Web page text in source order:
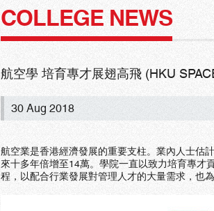
COLLEGE NEWS
航空學 培育專才展翅高飛 (HKU
30 Aug 2018
航空業是香港經濟發展的重要支柱。業內人士估
來十多年倍增至14萬。學院一直以致力培育專才
程，以配合行業發展對管理人才的大量需求，也